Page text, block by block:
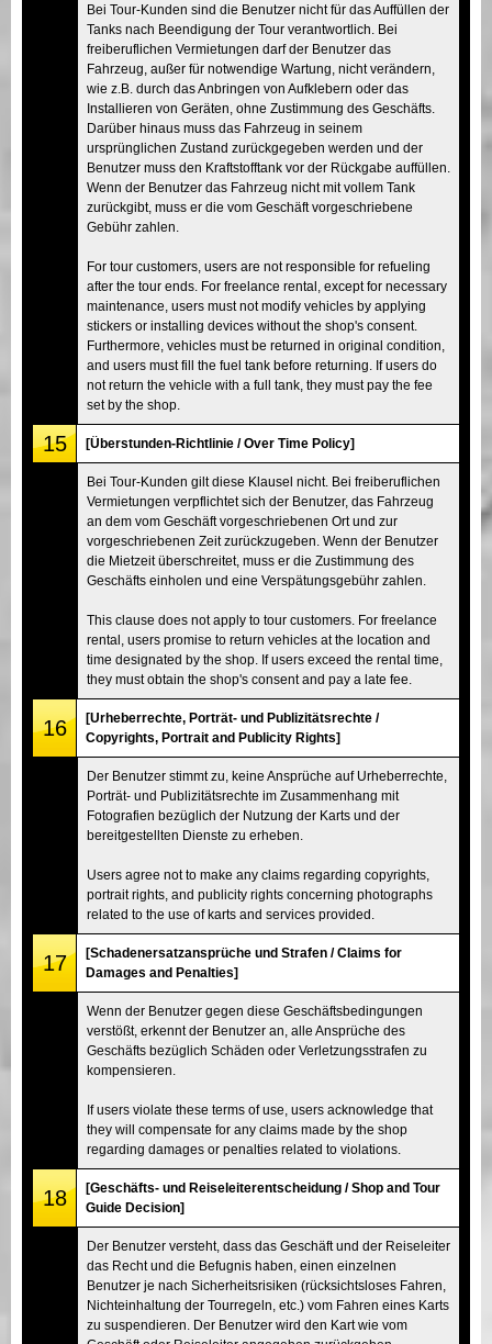
Bei Tour-Kunden sind die Benutzer nicht für das Auffüllen der
Tanks nach Beendigung der Tour verantwortlich. Bei
freiberuflichen Vermietungen darf der Benutzer das
Fahrzeug, außer für notwendige Wartung, nicht verändern,
wie z.B. durch das Anbringen von Aufklebern oder das
Installieren von Geräten, ohne Zustimmung des Geschäfts.
Darüber hinaus muss das Fahrzeug in seinem
ursprünglichen Zustand zurückgegeben werden und der
Benutzer muss den Kraftstofftank vor der Rückgabe auffüllen.
Wenn der Benutzer das Fahrzeug nicht mit vollem Tank
zurückgibt, muss er die vom Geschäft vorgeschriebene
Gebühr zahlen.
For tour customers, users are not responsible for refueling
after the tour ends. For freelance rental, except for necessary
maintenance, users must not modify vehicles by applying
stickers or installing devices without the shop's consent.
Furthermore, vehicles must be returned in original condition,
and users must fill the fuel tank before returning. If users do
not return the vehicle with a full tank, they must pay the fee
set by the shop.
15 [Überstunden-Richtlinie / Over Time Policy]
Bei Tour-Kunden gilt diese Klausel nicht. Bei freiberuflichen
Vermietungen verpflichtet sich der Benutzer, das Fahrzeug
an dem vom Geschäft vorgeschriebenen Ort und zur
vorgeschriebenen Zeit zurückzugeben. Wenn der Benutzer
die Mietzeit überschreitet, muss er die Zustimmung des
Geschäfts einholen und eine Verspätungsgebühr zahlen.
This clause does not apply to tour customers. For freelance
rental, users promise to return vehicles at the location and
time designated by the shop. If users exceed the rental time,
they must obtain the shop's consent and pay a late fee.
16
[Urheberrechte, Porträt- und Publizitätsrechte /
Copyrights, Portrait and Publicity Rights]
Der Benutzer stimmt zu, keine Ansprüche auf Urheberrechte,
Porträt- und Publizitätsrechte im Zusammenhang mit
Fotografien bezüglich der Nutzung der Karts und der
bereitgestellten Dienste zu erheben.
Users agree not to make any claims regarding copyrights,
portrait rights, and publicity rights concerning photographs
related to the use of karts and services provided.
17
[Schadenersatzansprüche und Strafen / Claims for
Damages and Penalties]
Wenn der Benutzer gegen diese Geschäftsbedingungen
verstößt, erkennt der Benutzer an, alle Ansprüche des
Geschäfts bezüglich Schäden oder Verletzungsstrafen zu
kompensieren.
If users violate these terms of use, users acknowledge that
they will compensate for any claims made by the shop
regarding damages or penalties related to violations.
18
[Geschäfts- und Reiseleiterentscheidung / Shop and Tour
Guide Decision]
Der Benutzer versteht, dass das Geschäft und der Reiseleiter
das Recht und die Befugnis haben, einen einzelnen
Benutzer je nach Sicherheitsrisiken (rücksichtsloses Fahren,
Nichteinhaltung der Tourregeln, etc.) vom Fahren eines Karts
zu suspendieren. Der Benutzer wird den Kart wie vom